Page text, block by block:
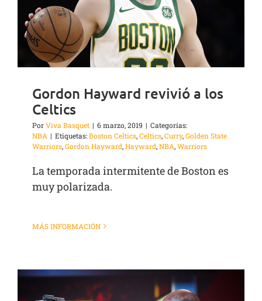
Gordon Hayward revivió a los
Celtics
PorViva Basquet | 6 marzo, 2019 | Categorías:
NBA | Etiquetas:Boston Celtics,Celtics,Curry,Golden State
Warriors,Gordon Hayward,Hayward,NBA,Warriors
La temporada intermitente de Boston es
muy polarizada.
MÁS INFORMACIÓN